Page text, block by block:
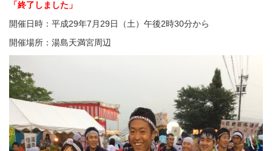
「終了しました」
開催日時：平成29年7月29日（土）午後2時30分から
開催場所：湯島天満宮周辺